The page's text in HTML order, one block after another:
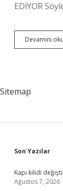
EDİYOR
Devamını
Sitemap
Son Yazılar
Kapı kilidi
Ağustos 7, 2026